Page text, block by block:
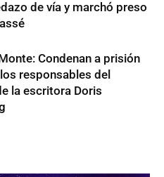
de vía y marchó preso
Condenan a prisión
responsables del
la escritora Doris